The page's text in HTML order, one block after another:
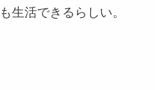
生活できるらしい。